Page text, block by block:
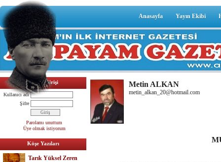
Anasayfa Yayın Ekibi
Üyelik Girişi
Kullanıcı adı
Şifre
Parolamı unuttum
Üye olmak istiyorum
Köşe Yazıları
Tarık Yüksel Zeren
Metin ALKAN
metin_alkan_20@hotmail.com